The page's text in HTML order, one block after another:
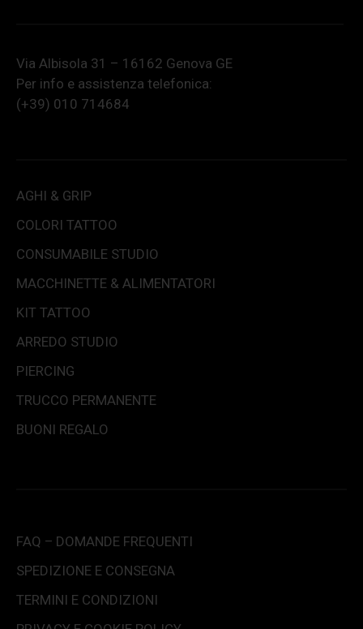
Via Albisola 31 – 16162 Genova GE
Per info e assistenza telefonica:
(+39) 010 714684
AGHI & GRIP
COLORI TATTOO
CONSUMABILE STUDIO
MACCHINETTE & ALIMENTATORI
KIT TATTOO
ARREDO STUDIO
PIERCING
TRUCCO PERMANENTE
BUONI REGALO
FAQ – DOMANDE FREQUENTI
SPEDIZIONE E CONSEGNA
TERMINI E CONDIZIONI